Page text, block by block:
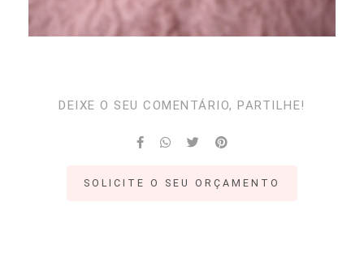
DEIXE O SEU COMENTÁRIO, PARTILHE!
SOLICITE O SEU ORÇAMENTO